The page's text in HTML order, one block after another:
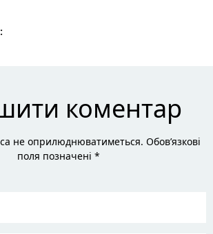
коментар
не оприлюднюватиметься. Обов’язкові
поля позначені *